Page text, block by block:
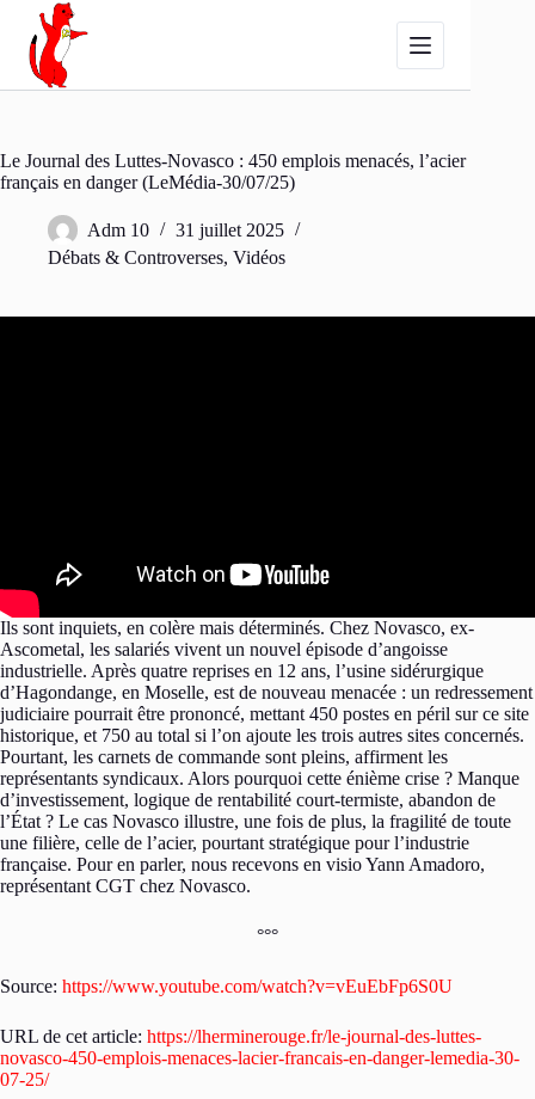
Passer
contenu
Le Journal des Luttes-Novasco : 450 emplois menacés, l’acier
français en danger (LeMédia-30/07/25)
Adm 10
31 juillet 2025
Débats & Controverses, Vidéos
Ils sont inquiets, en colère mais déterminés. Chez Novasco, ex-
Ascometal, les salariés vivent un nouvel épisode d’angoisse
industrielle. Après quatre reprises en 12 ans, l’usine sidérurgique
d’Hagondange, en Moselle, est de nouveau menacée : un redressement
judiciaire pourrait être prononcé, mettant 450 postes en péril sur ce site
historique, et 750 au total si l’on ajoute les trois autres sites concernés.
Pourtant, les carnets de commande sont pleins, affirment les
représentants syndicaux. Alors pourquoi cette énième crise ? Manque
d’investissement, logique de rentabilité court-termiste, abandon de
l’État ? Le cas Novasco illustre, une fois de plus, la fragilité de toute
une filière, celle de l’acier, pourtant stratégique pour l’industrie
française. Pour en parler, nous recevons en visio Yann Amadoro,
représentant CGT chez Novasco.
°°°
Source: https://www.youtube.com/watch?v=vEuEbFp6S0U
URL de cet article: https://lherminerouge.fr/le-journal-des-luttes-
novasco-450-emplois-menaces-lacier-francais-en-danger-lemedia-30-
07-25/